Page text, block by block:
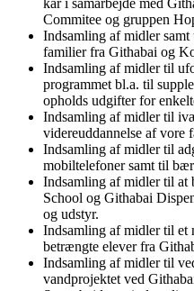
kår i samarbejde med
Commitee og gruppen
Indsamling af midler
familier fra Githabai og
Indsamling af midler til
programmet bl.a. til
opholds udgifter for
Indsamling af midler til
videreuddannelse af vore
Indsamling af midler til
mobiltelefoner samt til
Indsamling af midler til at
School og Githabai
og udstyr.
Indsamling af midler til et
betrængte elever fra
Indsamling af midler til
vandprojektet ved